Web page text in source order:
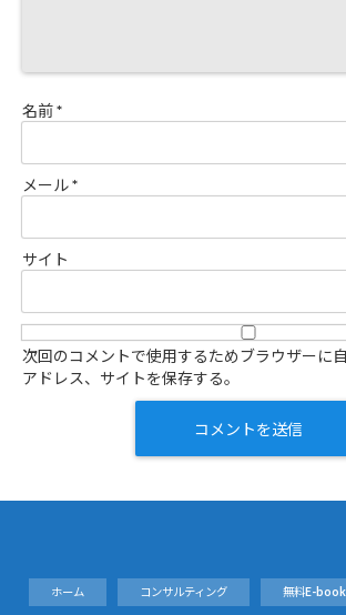
名前*
メール*
サイト
次回のコメントで使用するためブラウザーに
アドレス、サイトを保存する。
ホーム コンサルティング 無料E-book